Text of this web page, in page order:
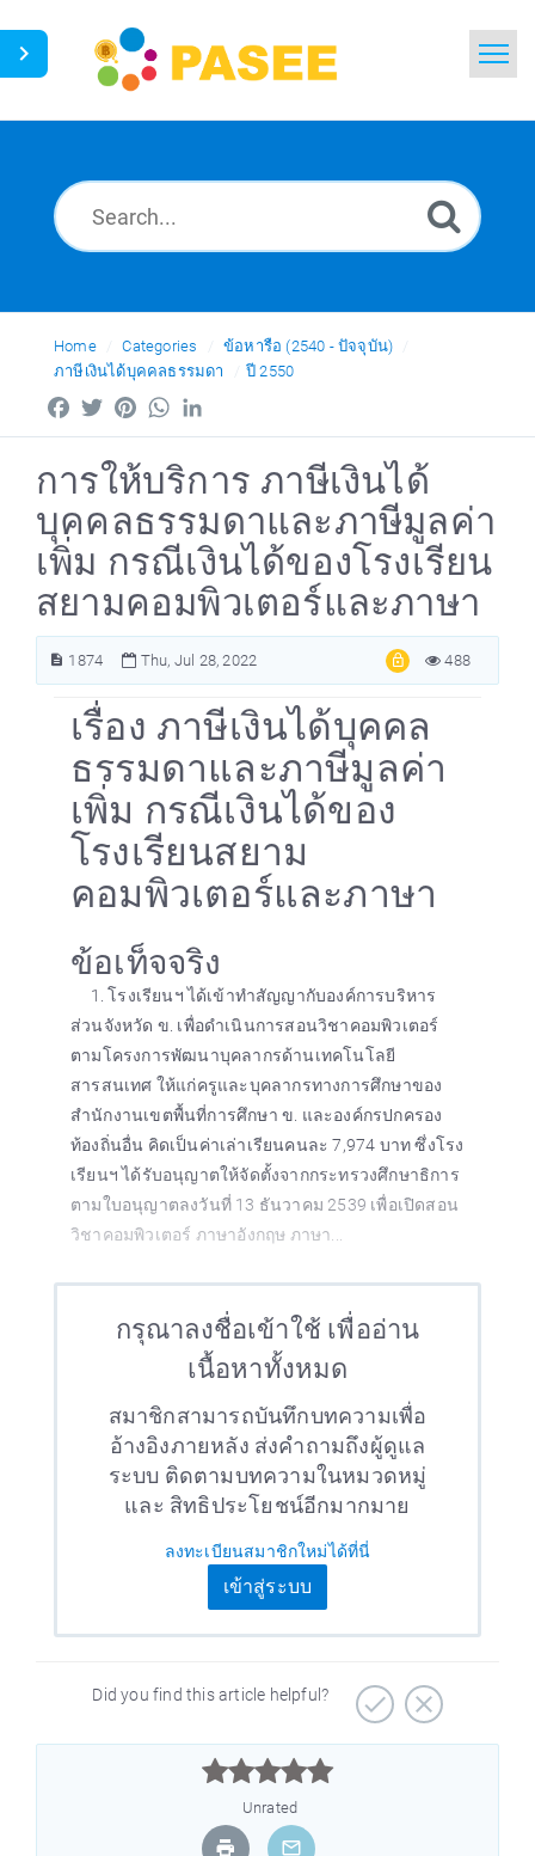
News
Ask a Question
Home Categories
ข้อหารือ (2540 - ปัจจุบัน)
ภาษีเงินได้บุคคลธรรมดา
ปี 2550
FacebookTwitterPinterestWhatsApp
การให้บริการ ภาษีเงินได้
บุคคลธรรมดาและภาษีมูลค่า
เพิ่ม กรณีเงินได้ของโรงเรียน
สยามคอมพิวเตอร์และภาษา
1874 Thu, Jul 28, 2022 488
เรื่อง ภาษีเงินได้บุคคล
ธรรมดาและภาษีมูลค่า
เพิ่ม กรณีเงินได้ของ
โรงเรียนสยาม
คอมพิวเตอร์และภาษา
ข้อเท็จจริง
1. โรงเรียนฯ ได้เข้าทำสัญญากับองค์การบริหาร
ส่วนจังหวัด ข. เพื่อดำเนินการสอนวิชาคอมพิวเตอร์
ตามโครงการพัฒนาบุคลากรด้านเทคโนโลยี
สารสนเทศ ให้แก่ครูและบุคลากรทางการศึกษาของ
สำนักงานเขตพื้นที่การศึกษา ข. และองค์กรปกครอง
ท้องถิ่นอื่น คิดเป็นค่าเล่าเรียนคนละ 7,974 บาท ซึ่งโรง
เรียนฯ ได้รับอนุญาตให้จัดตั้งจากกระทรวงศึกษาธิการ
ตามใบอนุญาตลงวันที่ 13 ธันวาคม 2539 เพื่อเปิดสอน
วิชาคอมพิวเตอร์ ภาษาอังกฤษ ภาษา...
กรุณาลงชื่อเข้าใช้ เพื่ออ่าน
เนื้อหาทั้งหมด
สมาชิกสามารถบันทึกบทความเพื่อ
อ้างอิงภายหลัง ส่งคำถามถึงผู้ดูแล
ระบบ ติดตามบทความในหมวดหมู่
และ สิทธิประโยชน์อีกมากมาย
ลงทะเบียนสมาชิกใหม่ได้ที่นี่
เข้าสู่ระบบ
Did you find this article helpful?



Unrated